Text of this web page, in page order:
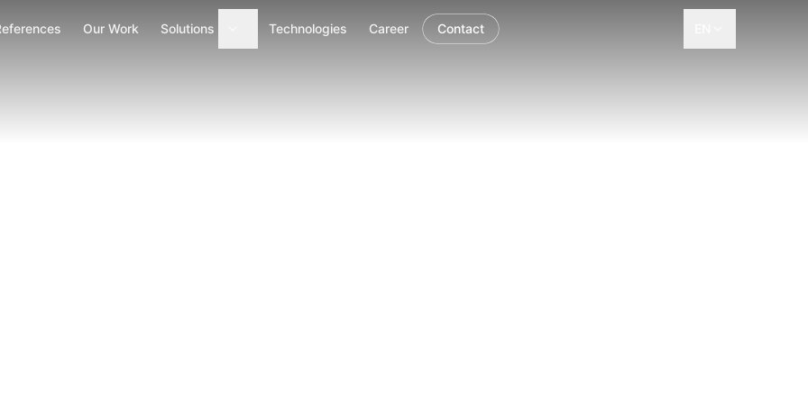
Our Work Solutions Technologies Career Contact